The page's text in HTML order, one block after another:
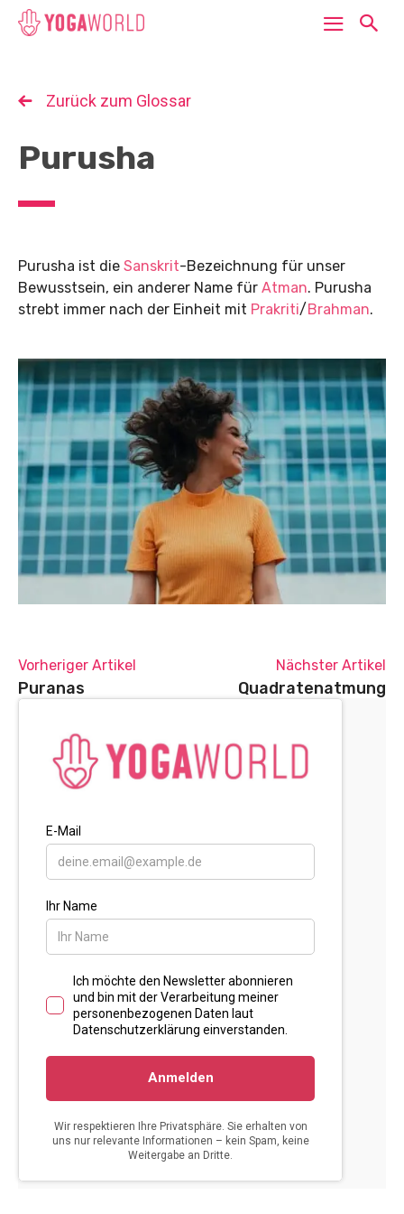
Zurück zum Glossar
Purusha
Purusha ist die Sanskrit-Bezeichnung für unser
Bewusstsein, ein anderer Name für Atman. Purusha
strebt immer nach der Einheit mit Prakriti/ Brahman.
Vorheriger Artikel
Puranas
Nächster Artikel
Quadratenatmung